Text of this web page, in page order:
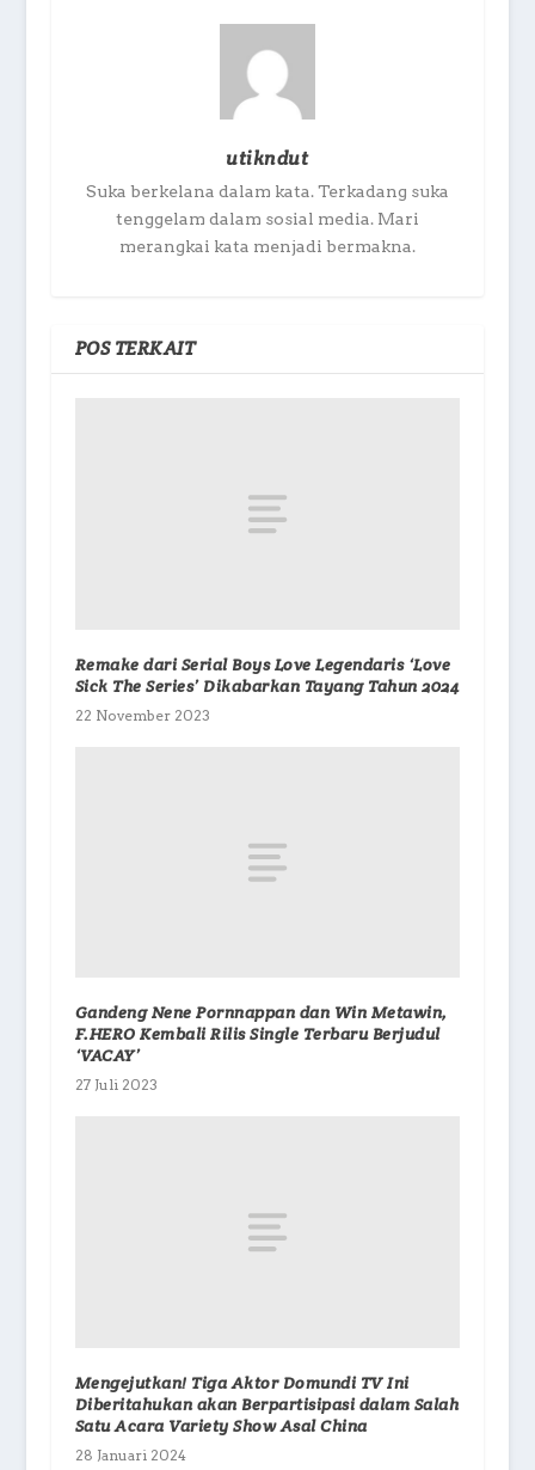
utikndut
Suka berkelana dalam kata. Terkadang suka
tenggelam dalam sosial media. Mari
merangkai kata menjadi bermakna.
POS TERKAIT
Remake dari Serial Boys Love Legendaris ‘Love
Sick The Series’ Dikabarkan Tayang Tahun 2024
22 November 2023
Gandeng Nene Pornnappan dan Win Metawin,
F.HERO Kembali Rilis Single Terbaru Berjudul
‘VACAY’
27 Juli 2023
Mengejutkan! Tiga Aktor Domundi TV Ini
Diberitahukan akan Berpartisipasi dalam Salah
Satu Acara Variety Show Asal China
28 Januari 2024